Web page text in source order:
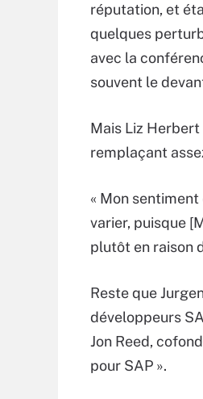
réputation, et
quelques
avec la
souvent le
Mais Liz
remplaçant
« Mon
varier, puisque
plutôt en raison
Reste que
développeurs
Jon Reed,
pour SAP ».